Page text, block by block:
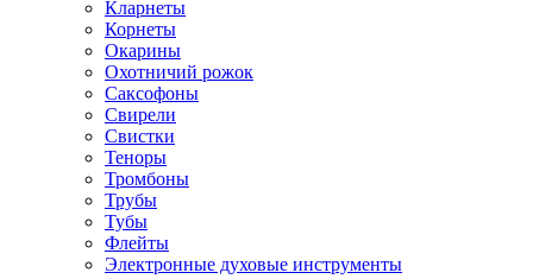
Кларнеты
Корнеты
Окарины
Охотничий рожок
Саксофоны
Свирели
Свистки
Теноры
Тромбоны
Трубы
Тубы
Флейты
Электронные духовые инструменты